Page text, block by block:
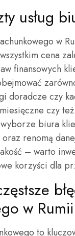
usług
w
cena
finansowych
doradcze czy
miesięczne czy
biura
oraz renomą
– warto
korzyści dla
w Rumii
to